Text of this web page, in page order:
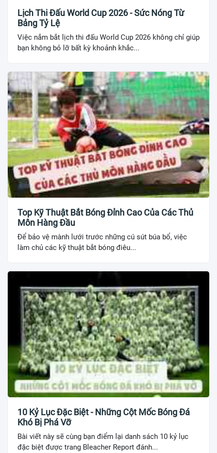
Lịch Thi Đấu World Cup 2026 - Sức Nóng Từ
Bảng Tỷ Lệ
Việc nắm bắt lịch thi đấu World Cup 2026 không chỉ giúp
bạn không bỏ lỡ bất kỳ khoảnh khắc...
Top Kỹ Thuật Bắt Bóng Đỉnh Cao Của Các Thủ
Môn Hàng Đầu
Để bảo vệ mành lưới trước những cú sút búa bổ, việc
làm chủ các kỹ thuật bắt bóng điêu...
10 Kỷ Lục Đặc Biệt - Những Cột Mốc Bóng Đá
Khó Bị Phá Vỡ
Bài viết này sẽ cùng bạn điểm lại danh sách 10 kỷ lục
đặc biệt được trang Bleacher Report đánh...